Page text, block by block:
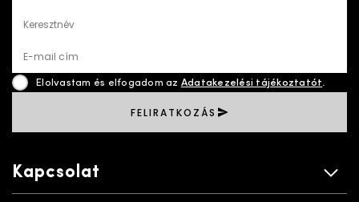
Keresztnév
E-mail cím
Elolvastam és elfogadom az Adatakezelési tájékoztatót.
FELIRATKOZÁS
Kapcsolat